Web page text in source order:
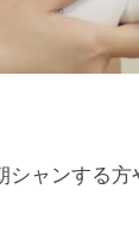
ャンする